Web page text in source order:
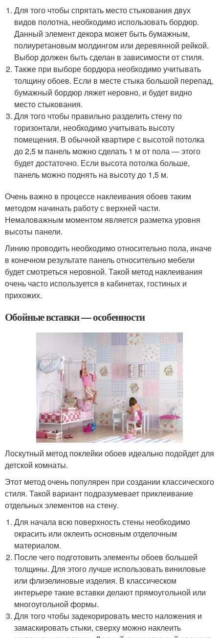
Для того чтобы спрятать место стыкования двух
видов полотна, необходимо использовать бордюр.
Данный элемент декора может быть бумажным,
полиуретановым молдингом или деревянной рейкой.
Выбор должен быть сделан в зависимости от стиля.
Также при выборе бордюра необходимо учитывать
толщину обоев. Если в месте стыка большой перепад,
бумажный бордюр ляжет неровно, и будет видно
место стыкования.
Для того чтобы правильно разделить стену по
горизонтали, необходимо учитывать высоту
помещения. В обычной квартире с высотой потолка
до 2,5 м панель можно сделать 1 м от пола — этого
будет достаточно. Если высота потолка больше,
панель можно поднять на высоту до 1,5 м.
Очень важно в процессе наклеивания обоев таким
методом начинать работу с верхней части.
Немаловажным моментом является разметка уровня
высоты панели.
Линию проводить необходимо относительно пола, иначе
в конечном результате панель относительно мебели
будет смотреться неровной. Такой метод наклеивания
очень часто используется в кабинетах, гостиных и
прихожих.
Обойные вставки — особенности
Лоскутный метод поклейки обоев идеально подойдет для
детской комнаты.
Этот метод очень популярен при создании классического
стиля. Такой вариант подразумевает приклеивание
отдельных элементов на стену.
Для начала всю поверхность стены необходимо
окрасить или оклеить основным отделочным
материалом.
После чего подготовить элементы обоев большей
толщины. Для этого лучше использовать виниловые
или флизелиновые изделия. В классическом
интерьере такие вставки делают прямоугольной или
многоугольной формы.
Для того чтобы задекорировать место наложения и
замаскировать стыки, сверху можно наклеить